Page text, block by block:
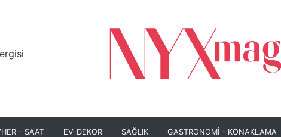
- SAAT EV-DEKOR SAĞLIK GASTRONOMİ - KONAKLAMA